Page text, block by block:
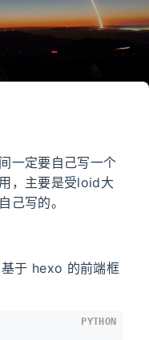
一定要自己写一个
，主要是受loid大
己写的。
于 hexo 的前端框
PYTHON